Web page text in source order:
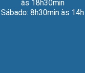
às 18h30min
Sábado: 8h30min às 14h